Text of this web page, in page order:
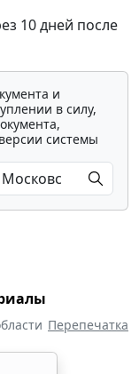
10 дней после
и
в силу,
системы
Перепечатка